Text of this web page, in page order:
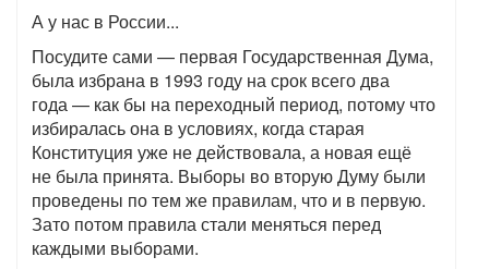
А у нас в России...
Посудите сами — первая Государственная Дума,
была избрана в 1993 году на срок всего два
года — как бы на переходный период, потому что
избиралась она в условиях, когда старая
Конституция уже не действовала, а новая ещё
не была принята. Выборы во вторую Думу были
проведены по тем же правилам, что и в первую.
Зато потом правила стали меняться перед
каждыми выборами.